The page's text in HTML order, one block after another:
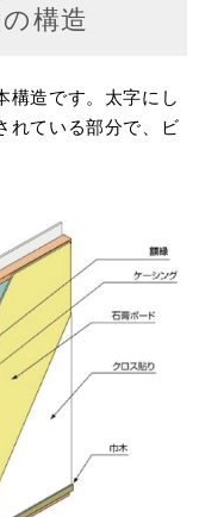
構造
構造です。太字にし
れている部分で、ビ